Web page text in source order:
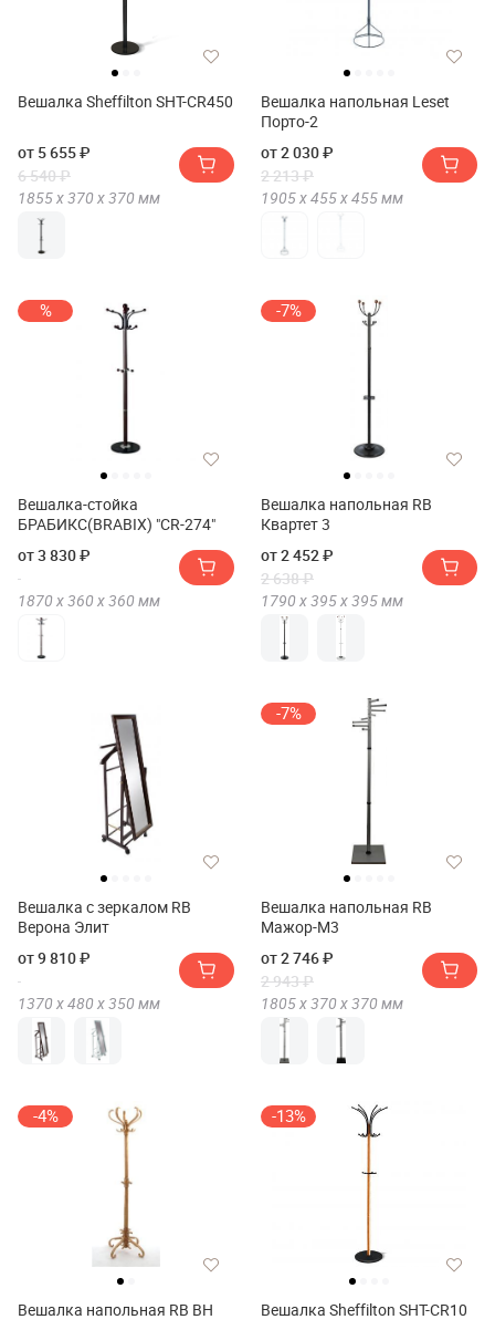
Вешалка Sheffilton SHT-CR450
от 5 655 ₽
6 540 ₽
1855 х370 х370 мм
Вешалка напольная Leset
Порто-2
от 2 030 ₽
2 213 ₽
1905 х455 х455мм
%
Вешалка-стойка
БРАБИКС(BRABIX) "CR-274"
от 3 830 ₽
1870 х360 х360 мм
-7%
Вешалка напольная RB
Квартет 3
от 2 452 ₽
2 638 ₽
1790 х395 х395мм
Вешалка с зеркалом RB
Верона Элит
от 9 810 ₽
1370 х480 х350 мм
-7%
Вешалка напольная RB
Мажор-М3
от 2 746 ₽
2 943 ₽
1805 х370 х370 мм
-4%
Вешалка напольная RB ВН
-13%
Вешалка Sheffilton SHT-CR10